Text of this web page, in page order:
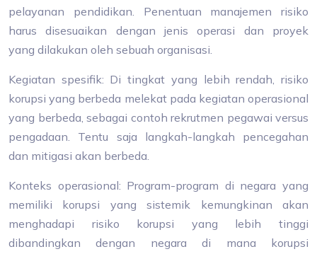
pelayanan pendidikan. Penentuan manajemen risiko
harus disesuaikan dengan jenis operasi dan proyek
yang dilakukan oleh sebuah organisasi.
Kegiatan spesifik: Di tingkat yang lebih rendah, risiko
korupsi yang berbeda melekat pada kegiatan operasional
yang berbeda, sebagai contoh rekrutmen pegawai versus
pengadaan. Tentu saja langkah-langkah pencegahan
dan mitigasi akan berbeda.
Konteks operasional: Program-program di negara yang
memiliki korupsi yang sistemik kemungkinan akan
menghadapi risiko korupsi yang lebih tinggi
dibandingkan dengan negara di mana korupsi